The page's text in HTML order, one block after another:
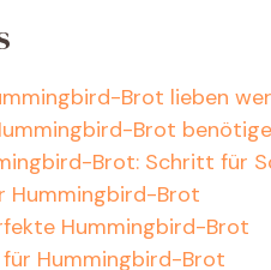
Brot lieben
Brot
Brot: Schritt für
Hummingbird-Brot
Hummingbird-Brot
Hummingbird-Brot